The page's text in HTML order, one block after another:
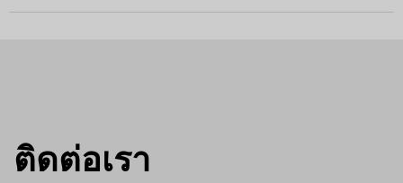
ติดต่อเรา